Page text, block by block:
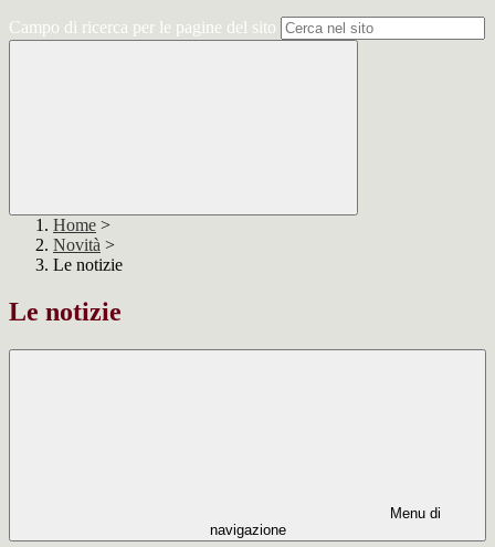
Campo di ricerca per le pagine del sito
Home >
Novità >
Le notizie
Le notizie
Menu di
navigazione